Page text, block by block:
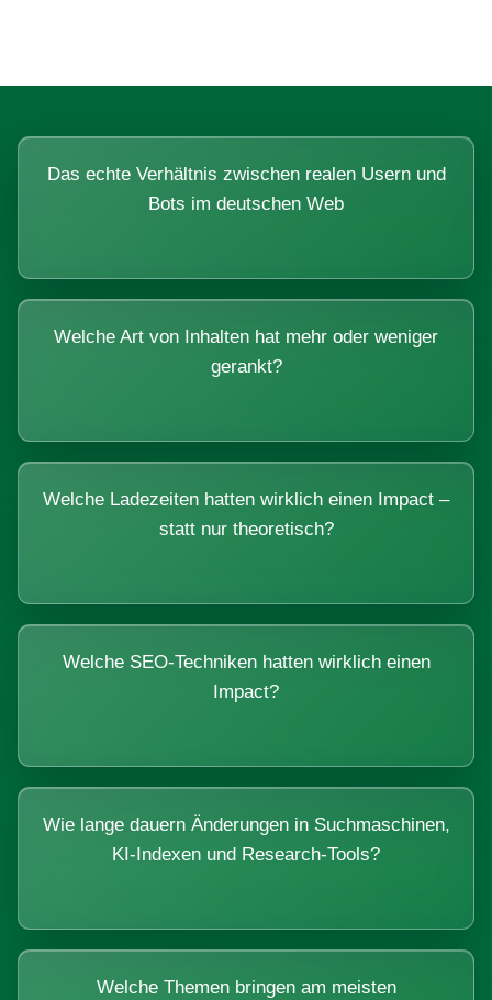
Das echte Verhältnis zwischen realen Usern und
Bots im deutschen Web
Welche Art von Inhalten hat mehr oder weniger
gerankt?
Welche Ladezeiten hatten wirklich einen Impact –
statt nur theoretisch?
Welche SEO-Techniken hatten wirklich einen
Impact?
Wie lange dauern Änderungen in Suchmaschinen,
KI-Indexen und Research-Tools?
Welche Themen bringen am meisten